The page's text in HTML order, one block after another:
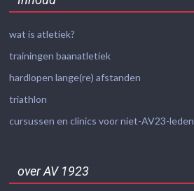
wat is atletiek?
trainingen baanatletiek
hardlopen lange(re) afstanden
triathlon
cursussen en clinics voor niet-AV23-leden
over AV 1923